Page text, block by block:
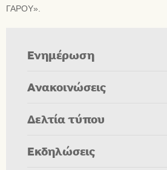
ΓΑΡΟΥ».
Ενημέρωση
Ανακοινώσεις
Δελτία τύπου
Εκδηλώσεις